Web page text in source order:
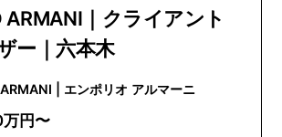
ARMANI｜クライアント
ー｜六本木
EMPORIO ARMANI | エンポリオ アルマーニ
円〜